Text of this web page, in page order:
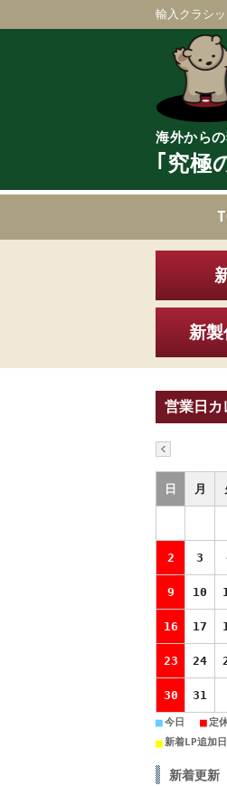
輸入クラシ
海外から
｢究極
新
営業日カ
日 月
2 3
9 10
16 17
23 24
30 31
■今日 ■ 定
■新着LP追加
新着更新